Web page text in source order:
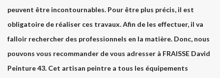
peuvent être incontournables. Pour être plus précis, il est
obligatoire de réaliser ces travaux. Afin de les effectuer, il va
falloir rechercher des professionnels en la matière. Donc, nous
pouvons vous recommander de vous adresser à FRAISSE David
Peinture 43. Cet artisan peintre a tous les équipements